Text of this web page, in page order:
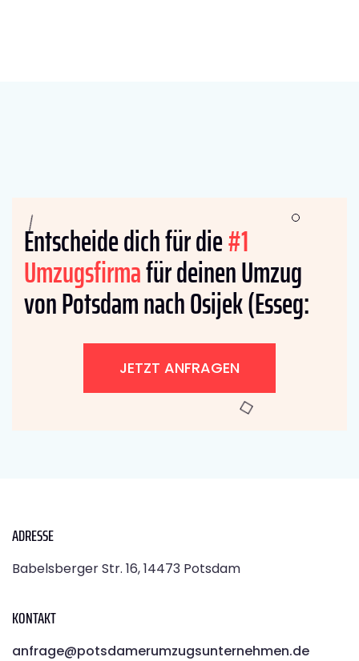
Entscheide dich für die#1
Umzugsfirmafür deinen Umzug
von Potsdam nach Osijek (Esseg:
JETZT ANFRAGEN
ADRESSE
Babelsberger Str. 16, 14473 Potsdam
KONTAKT
anfrage@potsdamerumzugsunternehmen.de